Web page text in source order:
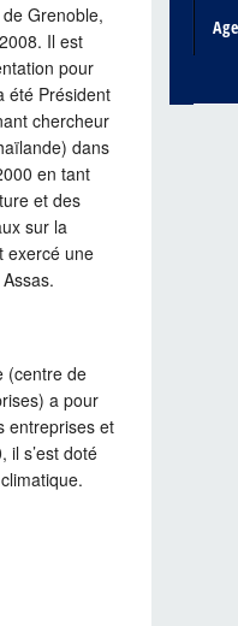
Grenoble,
Il est
pour
été Président
chercheur
dans
en tant
et des
sur la
exercé une
(centre de
a pour
entreprises et
il s’est doté